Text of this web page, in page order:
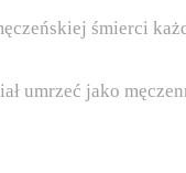
umrzeć jako